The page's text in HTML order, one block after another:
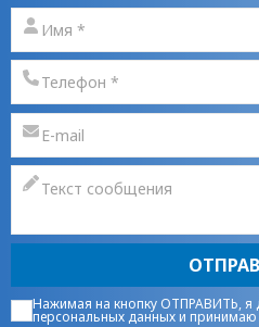
Нажимая на кнопку ОТПРАВИТЬ, я
персональных данныхи принимаю